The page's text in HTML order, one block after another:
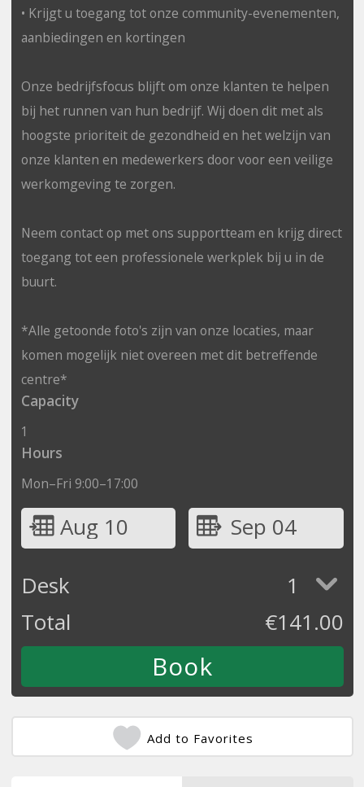
• Krijgt u toegang tot onze community-evenementen,
aanbiedingen en kortingen
Onze bedrijfsfocus blijft om onze klanten te helpen
bij het runnen van hun bedrijf. Wij doen dit met als
hoogste prioriteit de gezondheid en het welzijn van
onze klanten en medewerkers door voor een veilige
werkomgeving te zorgen.
Neem contact op met ons supportteam en krijg direct
toegang tot een professionele werkplek bij u in de
buurt.
*Alle getoonde foto's zijn van onze locaties, maar
komen mogelijk niet overeen met dit betreffende
centre*
Capacity
1
Hours
Mon–Fri 9:00–17:00
Aug 10
Sep 04
Desk
1
Total
€141.00
Add to Favorites